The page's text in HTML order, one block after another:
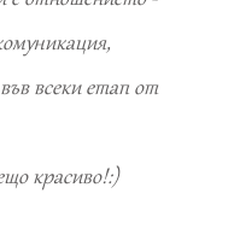
всеки етап от
красиво!:)